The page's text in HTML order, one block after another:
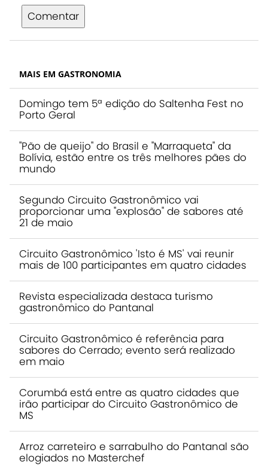
Comentar
MAIS EM GASTRONOMIA
Domingo tem 5ª edição do Saltenha Fest no
Porto Geral
"Pão de queijo" do Brasil e "Marraqueta" da
Bolívia, estão entre os três melhores pães do
mundo
Segundo Circuito Gastronômico vai
proporcionar uma "explosão" de sabores até
21 de maio
Circuito Gastronômico 'Isto é MS' vai reunir
mais de 100 participantes em quatro cidades
Revista especializada destaca turismo
gastronômico do Pantanal
Circuito Gastronômico é referência para
sabores do Cerrado; evento será realizado
em maio
Corumbá está entre as quatro cidades que
irão participar do Circuito Gastronômico de
MS
Arroz carreteiro e sarrabulho do Pantanal são
elogiados no Masterchef